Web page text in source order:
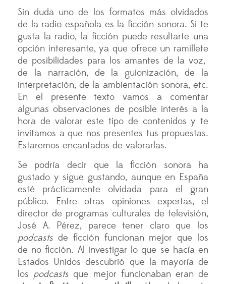
Sin duda uno de los formatos más olvidados
de la radio española es la ficción sonora. Si te
gusta la radio, la ficción puede resultarte una
opción interesante, ya que ofrece un ramillete
de posibilidades para los amantes de la voz,
de la narración, de la guionización, de la
interpretación, de la ambientación sonora, etc.
En el presente texto vamos a comentar
algunas observaciones de posible interés a la
hora de valorar este tipo de contenidos y te
invitamos a que nos presentes tus propuestas.
Estaremos encantados de valorarlas.
Se podría decir que la ficción sonora ha
gustado y sigue gustando, aunque en España
esté prácticamente olvidada para el gran
público. Entre otras opiniones expertas, el
director de programas culturales de televisión,
José A. Pérez, parece tener claro que los
podcasts de ficción funcionan mejor que los
de no ficción. Al investigar lo que se hacía en
Estados Unidos descubrió que la mayoría de
los podcasts que mejor funcionaban eran de